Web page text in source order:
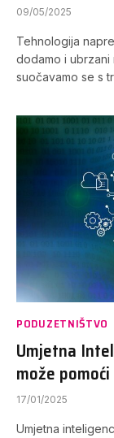
09/05/2025
Tehnologija
dodamo i ubrzani
suočavamo se s
PODUZETNIŠTVO
Umjetna
može pomoći
17/01/2025
Umjetna